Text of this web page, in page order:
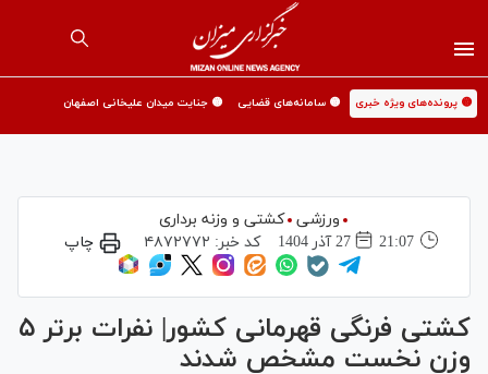
🟡 پرونده‌های ویژه خبری 🟡 سامانه‌های قضایی 🟡 جنایت میدان علیخانی اصفهان
ورزشی
کشتی و وزنه برداری
21:07
27 آذر 1404 کد خبر: ۴۸۷۲۷۷۲ چاپ
کشتی فرنگی قهرمانی کشور| نفرات برتر ۵
وزن نخست مشخص شدند